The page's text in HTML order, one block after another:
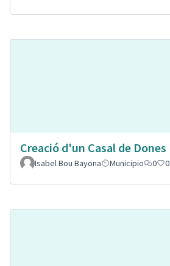
Creació d'un Casal de Dones
Isabel Bou Bayona
Municipio 0 0